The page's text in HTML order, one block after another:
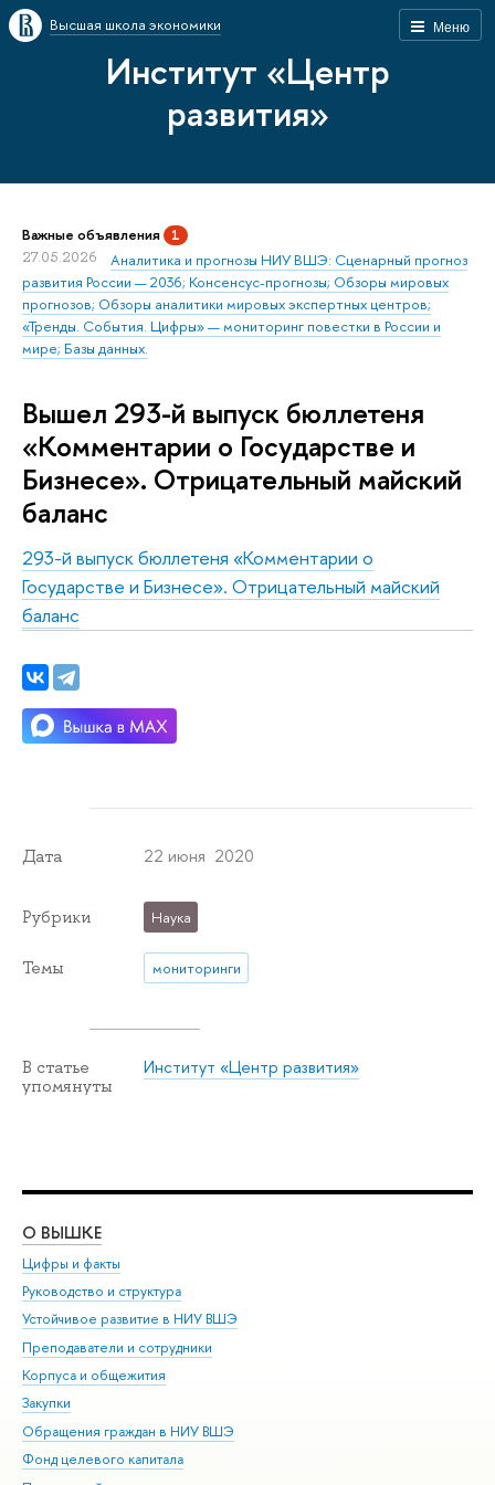
Меню
Высшая школа экономики
Институт «Центр
развития»
Важные объявления 1
27.05.2026
Аналитика и прогнозы НИУ ВШЭ: Сценарный прогноз
развития России — 2036; Консенсус-прогнозы; Обзоры мировых
прогнозов; Обзоры аналитики мировых экспертных центров;
«Тренды. События. Цифры» — мониторинг повестки в России и
мире; Базы данных.
Вышел 293-й выпуск бюллетеня
«Комментарии о Государстве и
Бизнесе». Отрицательный майский
баланс
293-й выпуск бюллетеня «Комментарии о
Государстве и Бизнесе». Отрицательный майский
баланс
Дата 22 июня 2020
Рубрики Наука
Темы мониторинги
В статье
упомянуты
Институт «Центр развития»
О ВЫШКЕ
Цифры и факты
Руководство и структура
Устойчивое развитие в НИУ ВШЭ
Преподаватели и сотрудники
Корпуса и общежития
Закупки
Обращения граждан в НИУ ВШЭ
Фонд целевого капитала